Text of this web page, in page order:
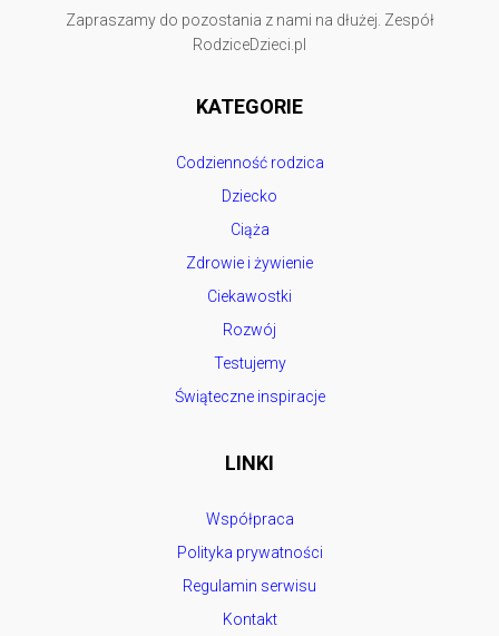
Zapraszamy do pozostania z nami na dłużej. Zespół
RodziceDzieci.pl
KATEGORIE
Codzienność rodzica
Dziecko
Ciąża
Zdrowie i żywienie
Ciekawostki
Rozwój
Testujemy
Świąteczne inspiracje
LINKI
Współpraca
Polityka prywatności
Regulamin serwisu
Kontakt